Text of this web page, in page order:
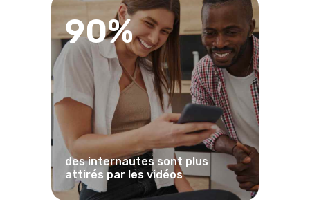
90%
des internautes sont plus
attirés par les vidéos